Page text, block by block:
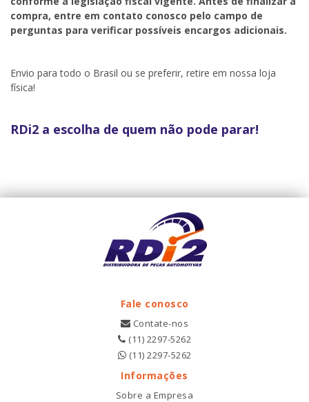
compra, entre em contato conosco pelo campo de
perguntas para verificar possíveis encargos adicionais.
Envio para todo o Brasil ou se preferir, retire em nossa loja
física!
RDi2 a escolha de quem não pode parar!
Fale conosco
Contate-nos
(11) 2297-5262
(11) 2297-5262
Informações
Sobre a Empresa